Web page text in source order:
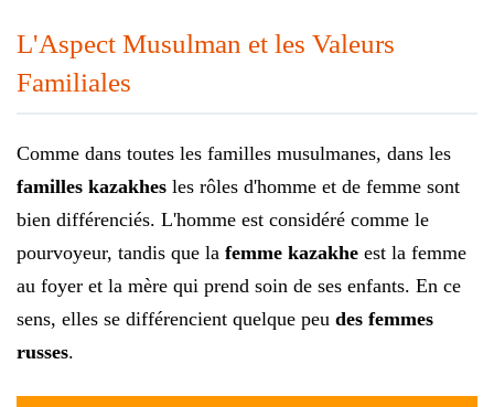
L'Aspect Musulman et les Valeurs
Familiales
Comme dans toutes les familles musulmanes, dans les
familles kazakhes les rôles d'homme et de femme sont
bien différenciés. L'homme est considéré comme le
pourvoyeur, tandis que la femme kazakhe est la femme
au foyer et la mère qui prend soin de ses enfants. En ce
sens, elles se différencient quelque peu des femmes
russes.